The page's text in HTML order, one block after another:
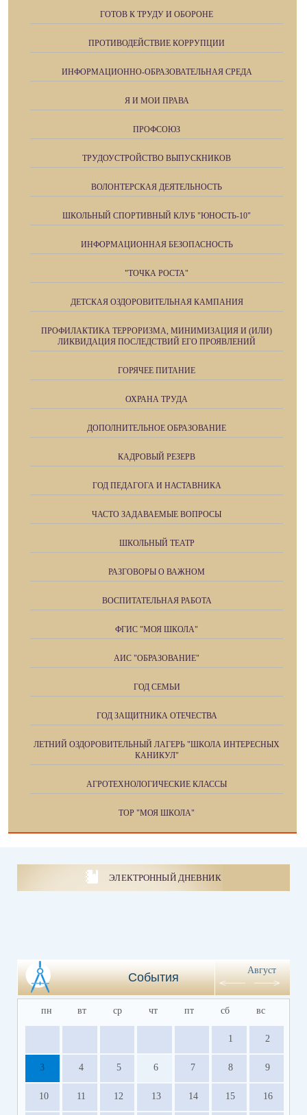
ГОТОВ К ТРУДУ И ОБОРОНЕ
ПРОТИВОДЕЙСТВИЕ КОРРУПЦИИ
ИНФОРМАЦИОННО-ОБРАЗОВАТЕЛЬНАЯ СРЕДА
Я И МОИ ПРАВА
ПРОФСОЮЗ
ТРУДОУСТРОЙСТВО ВЫПУСКНИКОВ
ВОЛОНТЕРСКАЯ ДЕЯТЕЛЬНОСТЬ
ШКОЛЬНЫЙ СПОРТИВНЫЙ КЛУБ "ЮНОСТЬ-10"
ИНФОРМАЦИОННАЯ БЕЗОПАСНОСТЬ
"ТОЧКА РОСТА"
ДЕТСКАЯ ОЗДОРОВИТЕЛЬНАЯ КАМПАНИЯ
ПРОФИЛАКТИКА ТЕРРОРИЗМА, МИНИМИЗАЦИЯ И (ИЛИ)
ЛИКВИДАЦИЯ ПОСЛЕДСТВИЙ ЕГО ПРОЯВЛЕНИЙ
ГОРЯЧЕЕ ПИТАНИЕ
ОХРАНА ТРУДА
ДОПОЛНИТЕЛЬНОЕ ОБРАЗОВАНИЕ
КАДРОВЫЙ РЕЗЕРВ
ГОД ПЕДАГОГА И НАСТАВНИКА
ЧАСТО ЗАДАВАЕМЫЕ ВОПРОСЫ
ШКОЛЬНЫЙ ТЕАТР
РАЗГОВОРЫ О ВАЖНОМ
ВОСПИТАТЕЛЬНАЯ РАБОТА
ФГИС "МОЯ ШКОЛА"
АИС "ОБРАЗОВАНИЕ"
ГОД СЕМЬИ
ГОД ЗАЩИТНИКА ОТЕЧЕСТВА
ЛЕТНИЙ ОЗДОРОВИТЕЛЬНЫЙ ЛАГЕРЬ "ШКОЛА ИНТЕРЕСНЫХ
КАНИКУЛ"
АГРОТЕХНОЛОГИЧЕСКИЕ КЛАССЫ
ТОР "МОЯ ШКОЛА"
ЭЛЕКТРОННЫЙ ДНЕВНИК
События
Август
пн вт ср чт пт сб вс
1 2
3 4 5 6 7 8 9
10 11 12 13 14 15 16